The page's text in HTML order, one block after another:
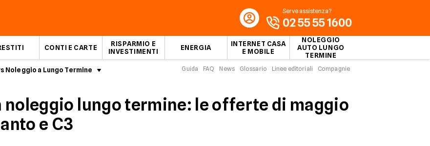
CONTI E CARTE
RISPARMIO E
INVESTIMENTI
ENERGIA
INTERNET CASA
E MOBILE
NOLEGGIO
AUTO LUNGO
TERMINE
Serve assistenza?
02 55 55 1600
Noleggio a Lungo Termine Le auto noleggio lungo termine economiche di maggio 2026
Guida FAQ News Glossario Linee editoriali Compagnie
noleggio lungo termine: le offerte di maggio
e C3